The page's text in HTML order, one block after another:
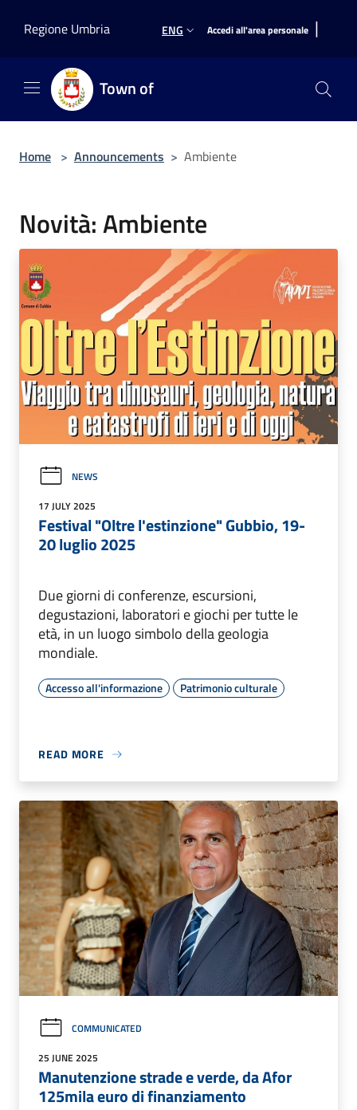
Regione Umbria
ENG Accedi all'area personale |
Town of
Home > Announcements > Ambiente
Novità: Ambiente
NEWS
17 JULY 2025
Festival "Oltre l'estinzione" Gubbio, 19-
20 luglio 2025
Due giorni di conferenze, escursioni,
degustazioni, laboratori e giochi per tutte le
età, in un luogo simbolo della geologia
mondiale.
Accesso all'informazione Patrimonio culturale
READ MORE
COMMUNICATED
25 JUNE 2025
Manutenzione strade e verde, da Afor
125mila euro di finanziamento